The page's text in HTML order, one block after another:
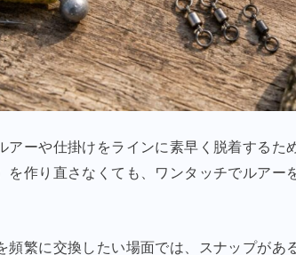
アーや仕掛けをラインに素早く脱着するた
を作り直さなくても、ワンタッチでルアー
頻繁に交換したい場面では、スナップがあ